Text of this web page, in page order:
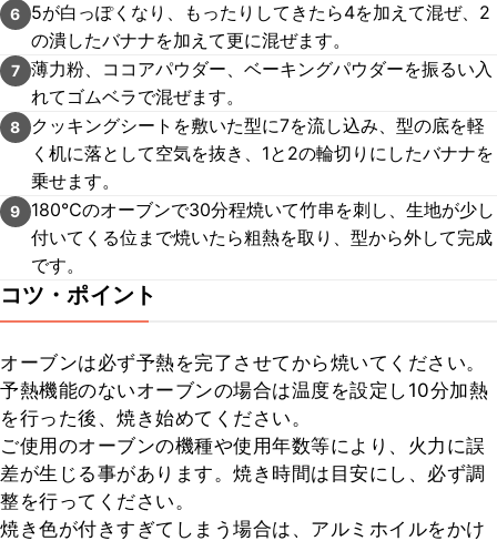
6
5が白っぽくなり、もったりしてきたら4を加えて混ぜ、2
の潰したバナナを加えて更に混ぜます。
7 薄力粉、ココアパウダー、ベーキングパウダーを振るい入
れてゴムベラで混ぜます。
8
クッキングシートを敷いた型に7を流し込み、型の底を軽
く机に落として空気を抜き、1と2の輪切りにしたバナナを
乗せます。
9
180℃のオーブンで30分程焼いて竹串を刺し、生地が少し
付いてくる位まで焼いたら粗熱を取り、型から外して完成
です。
コツ・ポイント
オーブンは必ず予熱を完了させてから焼いてください。
予熱機能のないオーブンの場合は温度を設定し10分加熱
を行った後、焼き始めてください。
ご使用のオーブンの機種や使用年数等により、火力に誤
差が生じる事があります。焼き時間は目安にし、必ず調
整を行ってください。
焼き色が付きすぎてしまう場合は、アルミホイルをかけ